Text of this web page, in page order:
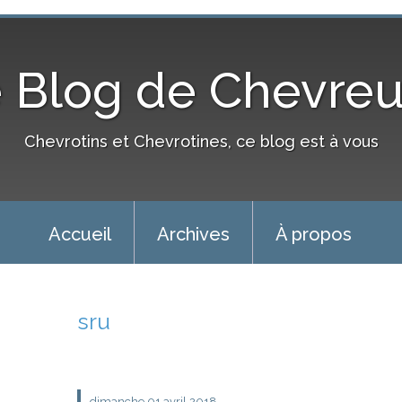
Blog de
Chevrotins et Chevrotines, ce blog est à vous
Accueil Archives À propos
sru